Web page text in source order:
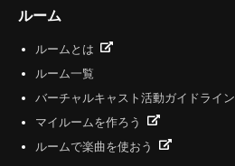
ルーム
ルームとは
ルーム一覧
バーチャルキャスト活動ガイドライン
マイルームを作ろう
ルームで楽曲を使おう